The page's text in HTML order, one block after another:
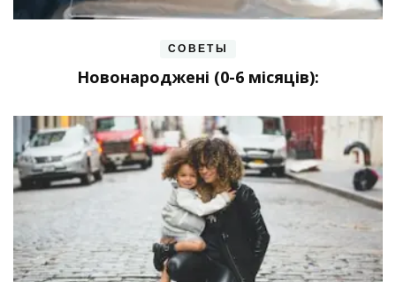
СОВЕТЫ
Новонароджені (0-6 місяців):